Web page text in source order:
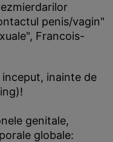
penis/vagin"
Francois-
inainte de
genitale,
globale: